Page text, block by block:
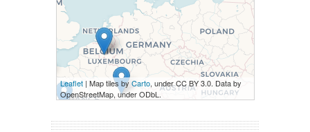
Leaflet| Map tiles byCarto, under CC BY 3.0. Data by
OpenStreetMap, under ODbL.